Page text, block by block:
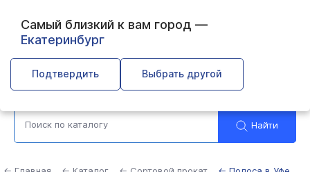
Самый близкий к вам город —
Екатеринбург
Подтвердить Выбрать другой
Уфа
Найти